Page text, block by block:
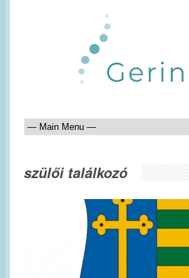
szülői találkozó